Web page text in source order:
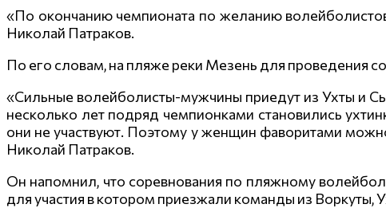
«По окончанию чемпионата по желанию
Николай Патраков.
По его словам, на пляже реки Мезень для проведения
«Сильные волейболисты-мужчины приедут из Ухты и
несколько лет подряд чемпионками становились
они не участвуют. Поэтому у женщин фаворитами
Николай Патраков.
Он напомнил, что соревнования по пляжному
для участия в котором приезжали команды из